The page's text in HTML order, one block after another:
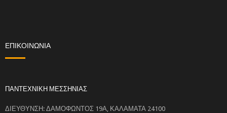
ΕΠΙΚΟΙΝΩΝΙΑ
ΠΑΝΤΕΧΝΙΚΗ ΜΕΣΣΗΝΙΑΣ
ΔΙΕΥΘΥΝΣΗ: ΔΑΜΟΦΩΝΤΟΣ 19Α, ΚΑΛΑΜΑΤΑ 24100